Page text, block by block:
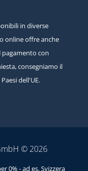
in diverse
online offre anche
con
consegniamo il
dell'UE.
© 2026
0% - ad es. Svizzera